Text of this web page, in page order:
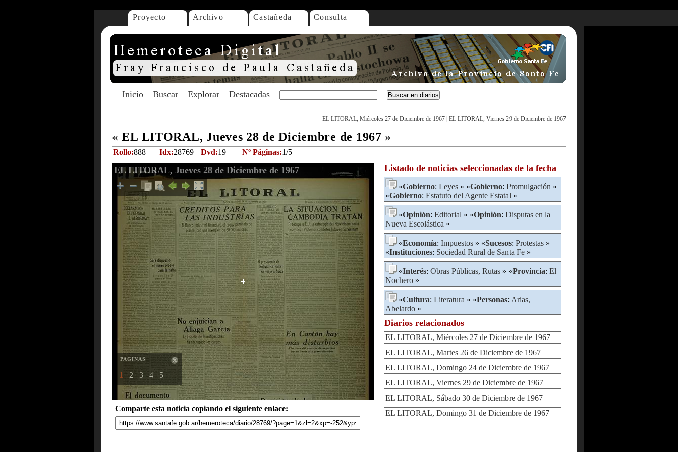
Proyecto Archivo Castañeda Consulta
Inicio Buscar Explorar Destacadas
EL LITORAL, Miércoles 27 de Diciembre de 1967 EL LITORAL, Viernes 29 de Diciembre de 1967
« EL LITORAL, Jueves 28 de Diciembre de 1967 »
Rollo:888 Idx:28769 Dvd:19 Nº Páginas:1/5
EL LITORAL, Jueves 28 de Diciembre de 1967
PAGINAS
1 2 3 4 5
Comparte esta noticia copiando el siguiente enlace:
Listado de noticias seleccionadas de la fecha
«Gobierno: Leyes » «Gobierno: Promulgación »
«Gobierno: Estatuto del Agente Estatal »
«Opinión: Editorial » «Opinión: Disputas en la
Nueva Escolástica »
«Economía: Impuestos » «Sucesos: Protestas »
«Instituciones: Sociedad Rural de Santa Fe »
«Interés: Obras Públicas, Rutas » «Provincia: El
Nochero »
«Cultura: Literatura » «Personas: Arias,
Abelardo »
Diarios relacionados
EL LITORAL, Miércoles 27 de Diciembre de 1967
EL LITORAL, Martes 26 de Diciembre de 1967
EL LITORAL, Domingo 24 de Diciembre de 1967
EL LITORAL, Viernes 29 de Diciembre de 1967
EL LITORAL, Sábado 30 de Diciembre de 1967
EL LITORAL, Domingo 31 de Diciembre de 1967